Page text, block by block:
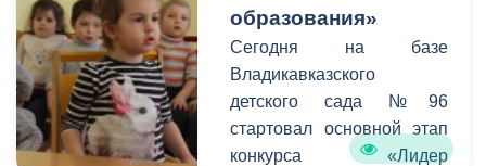
лауреату Государственной
премии СССР, кандидату
военных наук Василию
Филипповичу Маргелову.
Участие в торжественной
церемонии приняли
образования»
Сегодня на базе
Владикавказского
детского сада №96
стартовал основной этап
конкурса «Лидер